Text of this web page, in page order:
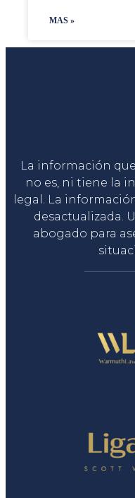
MAS »
La información
no es, ni tiene la
legal. La
desactualizada.
abogado para